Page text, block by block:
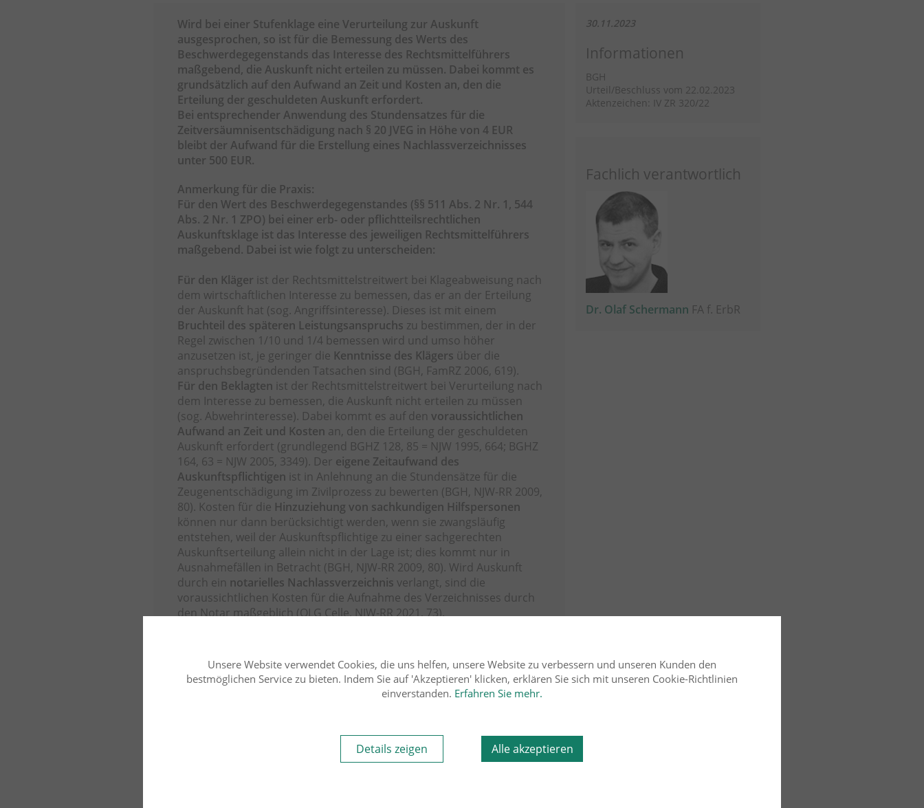
Wird bei einer Stufenklage eine Verurteilung zur Auskunft
ausgesprochen, so ist für die Bemessung des Werts des
Beschwerdegegenstands das Interesse des Rechtsmittelführers
maßgebend, die Auskunft nicht erteilen zu müssen. Dabei kommt es
grundsätzlich auf den Aufwand an Zeit und Kosten an, den die
Erteilung der geschuldeten Auskunft erfordert.
Bei entsprechender Anwendung des Stundensatzes für die
Zeitversäumnisentschädigung nach § 20 JVEG in Höhe von 4 EUR
bleibt der Aufwand für die Erstellung eines Nachlassverzeichnisses
unter 500 EUR.
Anmerkung für die Praxis:
Für den Wert des Beschwerdegegenstandes (§§ 511 Abs. 2 Nr. 1, 544
Abs. 2 Nr. 1 ZPO) bei einer erb- oder pflichtteilsrechtlichen
Auskunftsklage ist das Interesse des jeweiligen Rechtsmittelführers
maßgebend. Dabei ist wie folgt zu unterscheiden:
Für den Kläger ist der Rechtsmittelstreitwert bei Klageabweisung nach
dem wirtschaftlichen Interesse zu bemessen, das er an der Erteilung
der Auskunft hat (sog. Angriffsinteresse). Dieses ist mit einem
Bruchteil des späteren Leistungsanspruchs zu bestimmen, der in der
Regel zwischen 1/10 und 1/4 bemessen wird und umso höher
anzusetzen ist, je geringer die Kenntnisse des Klägers über die
anspruchsbegründenden Tatsachen sind (BGH, FamRZ 2006, 619).
Für den Beklagten ist der Rechtsmittelstreitwert bei Verurteilung nach
dem Interesse zu bemessen, die Auskunft nicht erteilen zu müssen
(sog. Abwehrinteresse). Dabei kommt es auf denvoraussichtlichen
Aufwand an Zeit und Kosten an, den die Erteilung der geschuldeten
Auskunft erfordert (grundlegend BGHZ 128, 85 = NJW 1995, 664; BGHZ
164, 63 = NJW 2005, 3349). Der eigene Zeitaufwand des
Auskunftspflichtigen ist in Anlehnung an die Stundensätze für die
Zeugenentschädigung im Zivilprozess zu bewerten (BGH, NJW-RR 2009,
80). Kosten für die Hinzuziehung von sachkundigen Hilfspersonen
können nur dann berücksichtigt werden, wenn sie zwangsläufig
entstehen, weil der Auskunftspflichtige zu einer sachgerechten
Auskunftserteilung allein nicht in der Lage ist; dies kommt nur in
Ausnahmefällen in Betracht (BGH, NJW-RR 2009, 80). Wird Auskunft
durch ein notarielles Nachlassverzeichnisverlangt, sind die
voraussichtlichen Kosten für die Aufnahme des Verzeichnisses durch
den Notar maßgeblich (OLG Celle, NJW-RR 2021, 73).
30.11.2023
Informationen
BGH
Urteil/Beschluss vom 22.02.2023
Aktenzeichen: IV ZR 320/22
Fachlich verantwortlich
Dr. Olaf Schermann FA f. ErbR
Unsere Website verwendet Cookies, die uns helfen, unsere Website zu verbessern und unseren Kunden den
bestmöglichen Service zu bieten. Indem Sie auf 'Akzeptieren' klicken, erklären Sie sich mit unseren Cookie-Richtlinien
einverstanden. Erfahren Sie mehr.
Details zeigen Alle akzeptieren